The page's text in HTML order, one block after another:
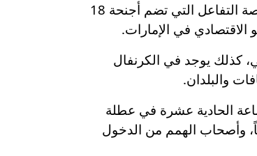
ويشهد الكرنفال لهذا العام العديد من الفعاليات الإبداعية والترفيهية والأجنحة التفاعلية، إذ يتضمن مناطق تشمل منصة التفاعل التي تضم أجنحة 18
كذلك يوجد في الكرنفال
والبلدان.
الحادية عشرة في عطلة
رسوم رمزية، فيما يتمكن الأطفال دون سن 13 عاماً، وكبار المواطنين والمقيمين فوق 60 عاماً، وأصحاب الهمم من الدخول